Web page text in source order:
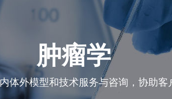
全球分布
DMPK
肿瘤学
药理学
新药临床试验申请（IND）
一站式解决方案
MASH模型
肿瘤学
体外模型和技术服务与咨询，协助客